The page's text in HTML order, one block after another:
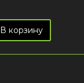
В корзину